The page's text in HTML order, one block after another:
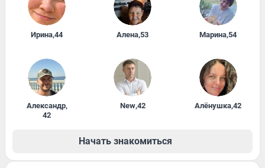
Ирина,44 Алена,53 Марина,54
Александр,
42
New,42 Алёнушка,42
Начать знакомиться